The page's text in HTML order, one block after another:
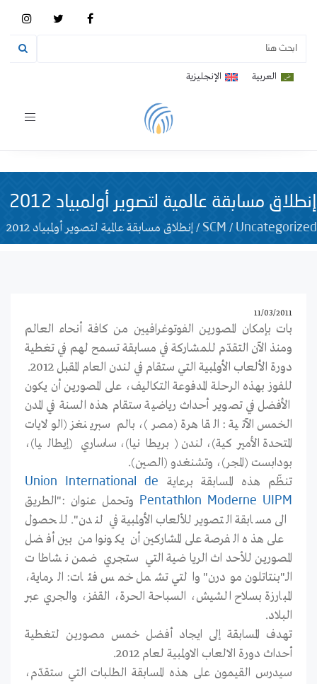
العربية الإنجليزية
Toggle
إنطلاق مسابقة عالمية لتصوير أولمبياد 2012
SCM / Uncategorized
/إنطلاق مسابقة عالمية لتصوير أولمبياد 2012
11/03/2011
بات بإمكان المصورين الفوتوغرافيين من كافة أنحاء العالم
ومنذ الآن التقدّم للمشاركة في مسابقة تسمح لهم في تغطية
دورة الألعاب الأولمبية التي ستقام في لندن العام المقبل 2012.
للفوز بهذه الرحلة المدفوعة التكاليف، على المصورين أن يكون
الأفضل في تصوير أحداث رياضية ستقام هذه السنة في المدن
الخمس الآتية : القاهرة (مصر)، بالم سبرينغز (الولايات
المتحدة الأميركية)، لندن (بريطانيا)، ساساري (إيطاليا)،
بودابست (المجر)، وتشنغدو (الصين).
تنظّم هذه المسابقة برعاية
Union International de
Pentathlon Moderne UIPM
وتحمل عنوان :"الطريق
الى مسابقة التصوير للألعاب الأولمبية في لندن". للحصول
على هذه الفرصة على المشاركين أن يكونوا من بين أفضل
المصورين للأحداث الرياضية التي ستجري ضمن نشاطات
الـ"بنتاتلون مودرن" والتي تشمل خمس فئات: الرماية،
المبارزة بسلاح الشيش، السباحة الحرة، القفز، والجري عبر
البلاد.
تهدف المسابقة إلى ايجاد أفضل خمس مصورين لتغطية
أحداث دورة الالعاب الاولمبية لعام 2012.
سيدرس القيمون على هذه المسابقة الطلبات التي ستقدّم،